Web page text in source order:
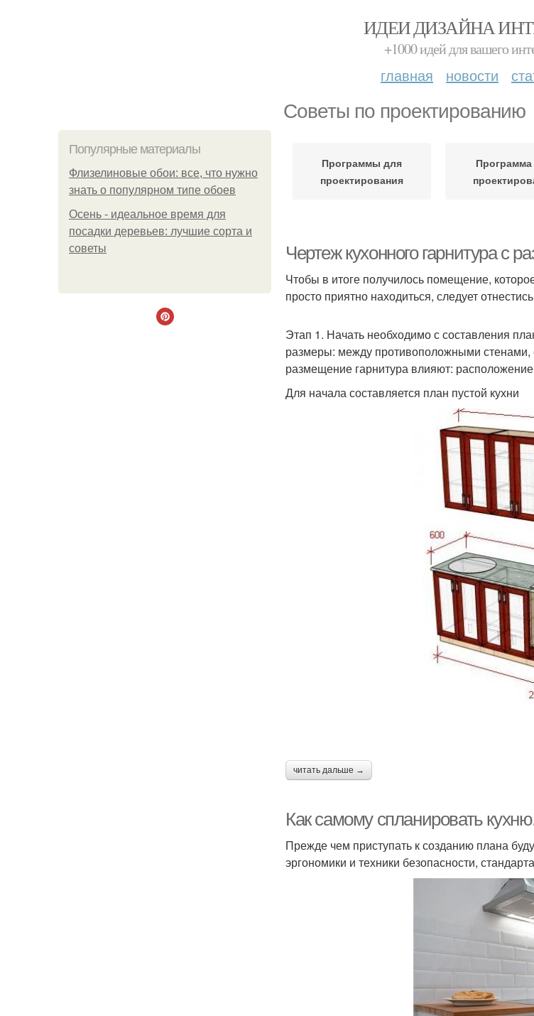
ИДЕИ ДИЗАЙНА
+1000 идей для вашего
главная новости
Советы по проектированию
Популярные материалы
Флизелиновые обои: все, что нужно
знать о популярном типе обоев
Осень - идеальное время для
посадки деревьев: лучшие сорта и
советы
Программы для
проектирования
Чертеж кухонного гарнитура с
Чтобы в итоге получилось помещение,
просто приятно находиться, следует
Этап 1. Начать необходимо с составления
размеры: между противоположными
размещение гарнитура влияют:
Для начала составляется план пустой кухни
читать дальше →
Как самому спланировать
Прежде чем приступать к созданию плана
эргономики и техники безопасности,